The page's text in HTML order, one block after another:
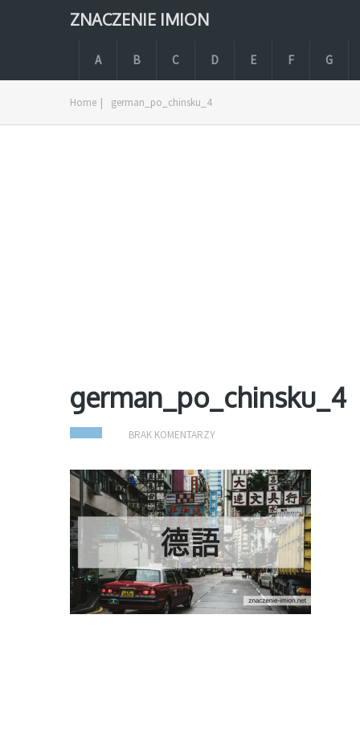
ZNACZENIE IMION
A B C D E F G
Home | german_po_chinsku_4
german_po_chinsku_4
BRAK KOMENTARZY